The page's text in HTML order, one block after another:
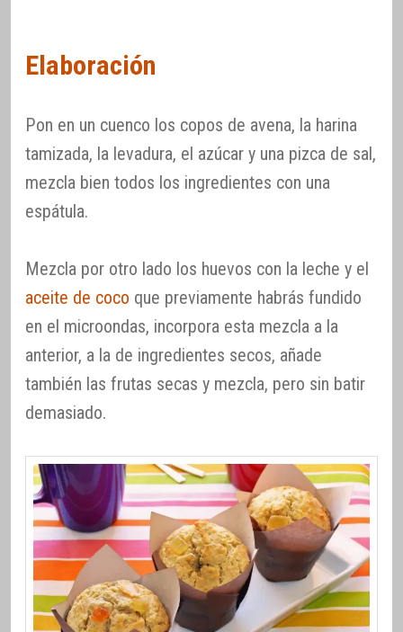
Elaboración
Pon en un cuenco los copos de avena, la harina
tamizada, la levadura, el azúcar y una pizca de sal,
mezcla bien todos los ingredientes con una
espátula.
Mezcla por otro lado los huevos con la leche y el
aceite de coco que previamente habrás fundido
en el microondas, incorpora esta mezcla a la
anterior, a la de ingredientes secos, añade
también las frutas secas y mezcla, pero sin batir
demasiado.